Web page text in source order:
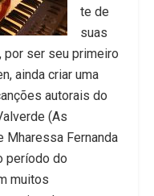
te de
suas
por ser seu primeiro
ainda criar uma
autorais do
(As
Mharessa Fernanda
período do
muitos